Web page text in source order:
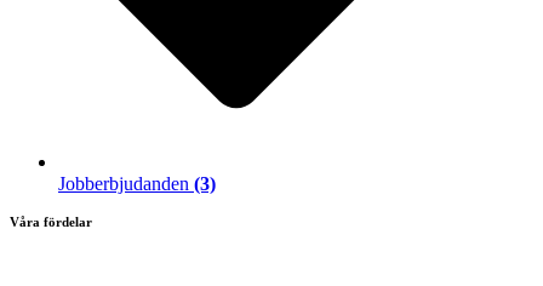
Jobberbjudanden (3)
Våra fördelar